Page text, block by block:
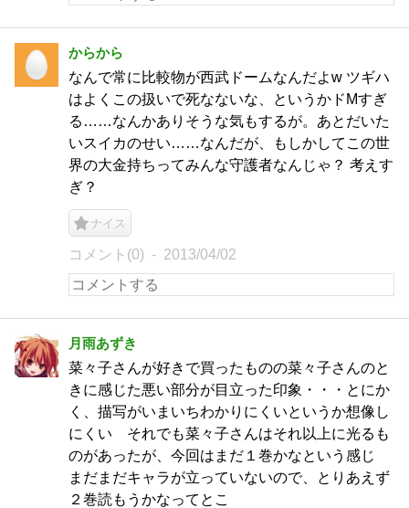
からから
なんで常に比較物が西武ドームなんだよw ツギハ
はよくこの扱いで死なないな、というかドMすぎ
る……なんかありそうな気もするが。あとだいた
いスイカのせい……なんだが、もしかしてこの世
界の大金持ちってみんな守護者なんじゃ？ 考えす
ぎ？
ナイス
コメント(0) 2013/04/02
月雨あずき
菜々子さんが好きで買ったものの菜々子さんのと
きに感じた悪い部分が目立った印象・・・とにか
く、描写がいまいちわかりにくいというか想像し
にくい それでも菜々子さんはそれ以上に光るも
のがあったが、今回はまだ１巻かなという感じ
まだまだキャラが立っていないので、とりあえず
２巻読もうかなってとこ